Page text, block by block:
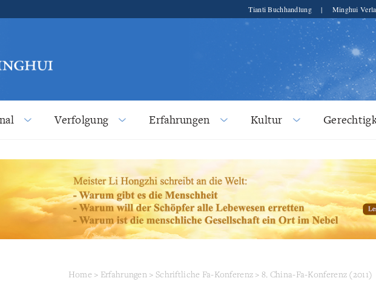
Tianti Buchhandlung | Minghui
Verfolgung Erfahrungen Kultur
Home > Erfahrungen > Schriftliche Fa-Konferenz >8. China-Fa-Konferenz (2011)